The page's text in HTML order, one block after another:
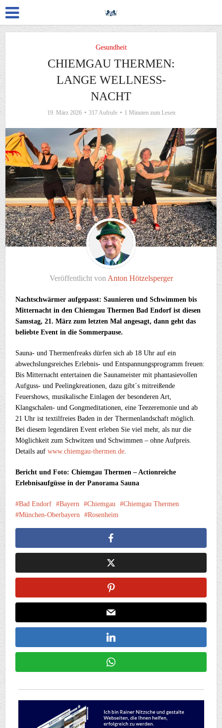
Gesundheit
CHIEMGAU THERMEN:
LANGE WELLNESS-
NACHT
19. März 2026 317 Aufrufe 1 Minuten zum Lesen
Veröffentlicht von Anton Hötzelsperger
Nachtschwärmer aufgepasst: Saunieren und Schwimmen bis
Mitternacht in den Chiemgau Thermen Bad Endorf ist diesen
Samstag, 21. März zum letzten Mal angesagt, dann geht das
beliebte Event in die Sommerpause.
Sauna- und Thermenfreaks dürfen sich ab 18 Uhr auf ein
abwechslungsreiches Erlebnis- und Entspannungsprogramm freuen:
Bis Mitternacht entertainen die Saunameister mit phantasievollen
Aufguss- und Peelingkreationen, dazu gibt´s mitreißende
Feuershows, musikalische Einlagen der besonderen Art,
Klangschalen- und Gongmeditationen, eine Teezeremonie und ab
21 Uhr ist textilfreies Baden in der Thermenlandschaft möglich.
Bei diesem legendären Event erleben Sie viel mehr, als nur die
Möglichkeit zum Schwitzen und Schwimmen – ohne Aufpreis.
Details aufwww.chiemgau-thermen.de.
Bericht und Foto: Chiemgau Thermen – Actionreiche
Erlebnisaufgüsse in der Panorama Sauna
Bad Endorf Bayern Chiemgau
Chiemgau Thermen
München-Oberbayern
Rosenheim